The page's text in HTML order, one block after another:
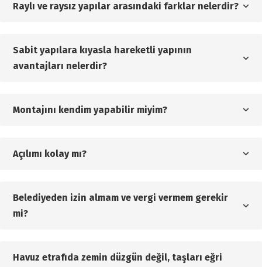
Raylı ve raysız yapılar arasındaki farklar nelerdir?
Sabit yapılara kıyasla hareketli yapının
avantajları nelerdir?
Montajını kendim yapabilir miyim?
Açılımı kolay mı?
Belediyeden izin almam ve vergi vermem gerekir
mi?
Havuz etrafıda zemin düzgün değil, taşları eğri